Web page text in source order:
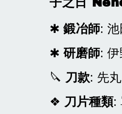
✱鍛冶師:
✱研磨師:
🔪 刀款: 先丸
❖ 刀片種類: